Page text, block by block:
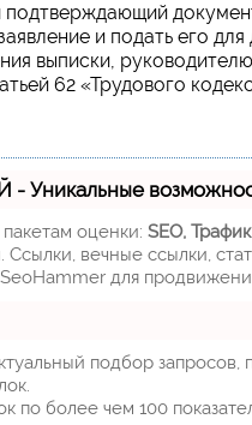
и подать его
выписки,
62 «Трудового
Уникальные
оценки: SEO,
вечные ссылки,
для
подбор запросов,
по более чем 100